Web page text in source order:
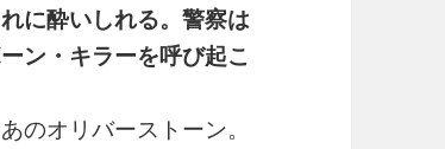
に酔いしれる。警察は
ン・キラーを呼び起こ
のオリバーストーン。